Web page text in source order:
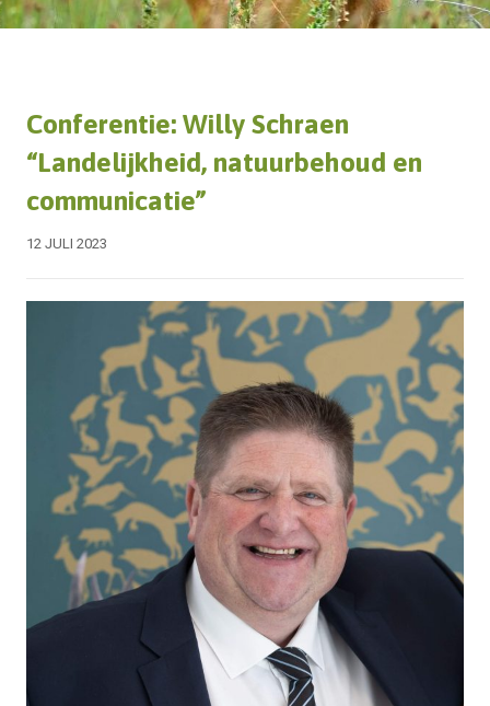
Conferentie: Willy Schraen
“Landelijkheid, natuurbehoud en
communicatie”
12 JULI 2023